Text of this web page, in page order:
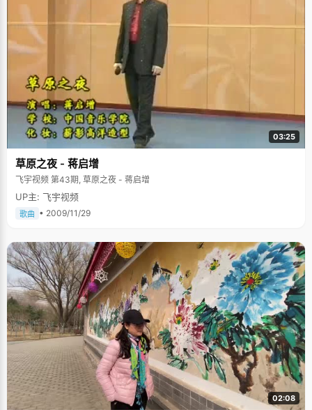
03:25
草原之夜 - 蒋启增
飞宇视频 第43期, 草原之夜 - 蒋启增
UP主: 飞宇视频
歌曲 • 2009/11/29
02:08